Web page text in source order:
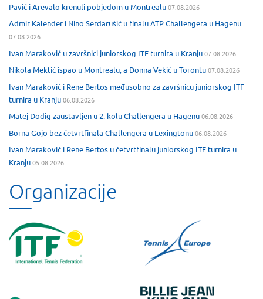
Pavić i Arevalo krenuli pobjedom u Montrealu07.08.2026
Admir Kalender i Nino Serdarušić u finalu ATP Challengera u Hagenu
07.08.2026
Ivan Maraković u završnici juniorskog ITF turnira u Kranju07.08.2026
Nikola Mektić ispao u Montrealu, a Donna Vekić u Torontu07.08.2026
Ivan Maraković i Rene Bertos međusobno za završnicu juniorskog ITF
turnira u Kranju06.08.2026
Matej Dodig zaustavljen u 2. kolu Challengera u Hagenu06.08.2026
Borna Gojo bez četvrtfinala Challengera u Lexingtonu06.08.2026
Ivan Maraković i Rene Bertos u četvrtfinalu juniorskog ITF turnira u
Kranju05.08.2026
Organizacije